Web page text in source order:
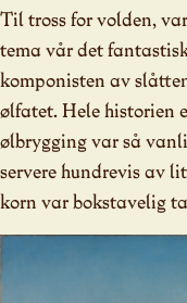
Til tross for volden,
tema vår det
komponisten av
ølfatet. Hele historien
ølbrygging var så
servere hundrevis av
korn var bokstavelig